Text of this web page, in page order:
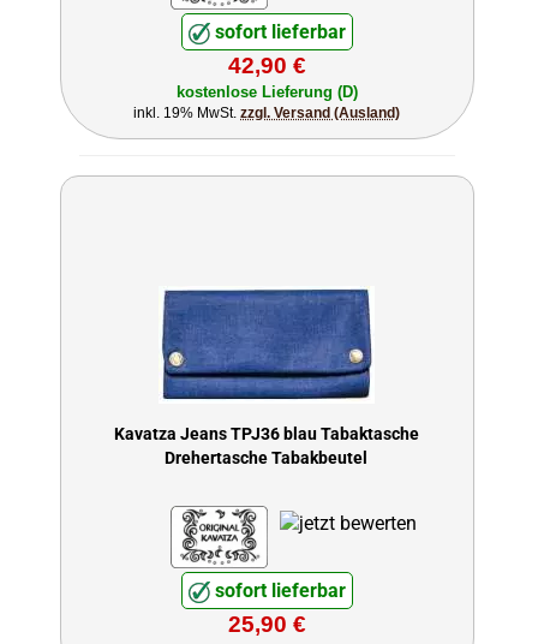
sofort lieferbar
42,90 €
kostenlose Lieferung (D)
inkl. 19% MwSt.zzgl. Versand (Ausland)
Kavatza Jeans TPJ36 blau Tabaktasche
Drehertasche Tabakbeutel
sofort lieferbar
25,90 €